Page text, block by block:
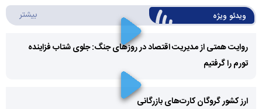
ویدئو ویژه بیشتر
Play
Video
روایت همتی از مدیریت اقتصاد در روزهای جنگ: جلوی شتاب فزاینده
تورم را گرفتیم
ارز کشور گروگان کارت‌های بازرگانی